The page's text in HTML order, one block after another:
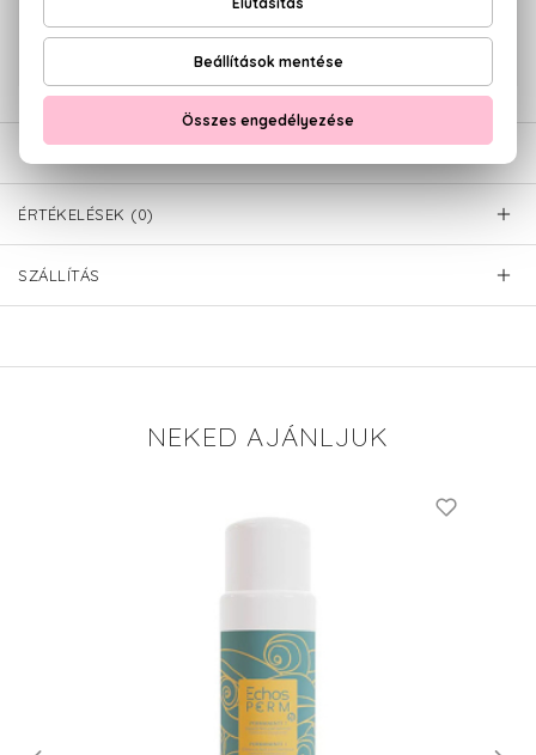
Kérdésed van, elakadtál? Hívd ügyfélszolgálatunkat:+36 20
ÉRTÉKELÉSEK (0)
SZÁLLÍTÁS
NEKED AJÁNLJUK